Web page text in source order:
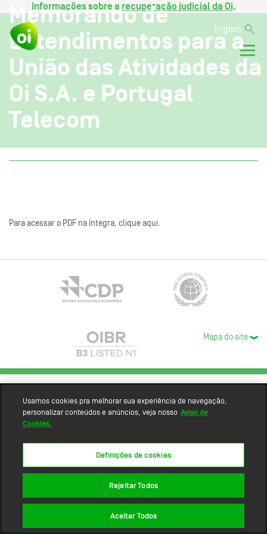
Informações sobre a recuperação judicial da Oi.
English
Memorando de
Entendimentos para a
União das Atividades da
Oi S.A. e Portugal
Telecom
Para acessar o PDF na íntegra, clique aqui.
Mapa do site
Usamos cookies pra melhorar sua experiência de navegação,
personalizar conteúdos e anúncios, veja nosso Aviso de
Cookies.
Definições de cookies
Rejeitar Todos
Aceitar Todos